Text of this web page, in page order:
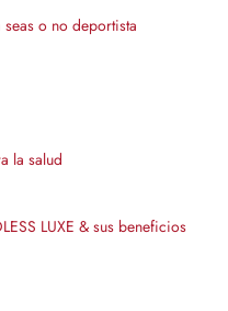
seas o no deportista
la salud
LUXE & sus beneficios